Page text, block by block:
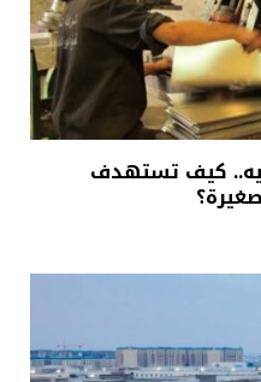
جنيه.. كيف تستهدف